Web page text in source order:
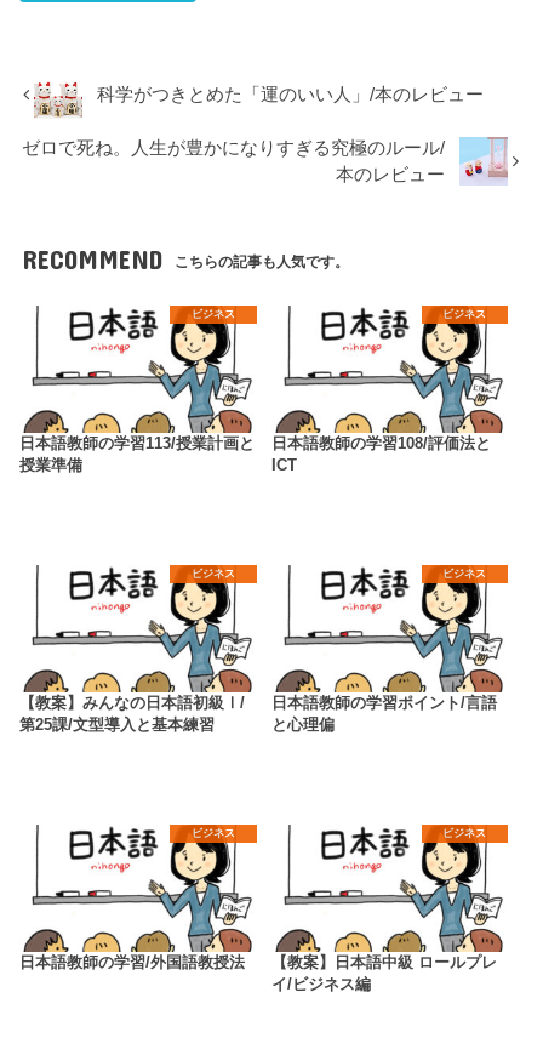
科学がつきとめた「運のいい人」/本のレビュー
ゼロで死ね。人生が豊かになりすぎる究極のルール/
本のレビュー
RECOMMEND こちらの記事も人気です。
ビジネス
日本語教師の学習113/授業計画と
授業準備
ビジネス
日本語教師の学習108/評価法と
ICT
ビジネス
【教案】みんなの日本語初級Ⅰ/
第25課/文型導入と基本練習
ビジネス
日本語教師の学習ポイント/言語
と心理偏
ビジネス
日本語教師の学習/外国語教授法
ビジネス
【教案】日本語中級 ロールプレ
イ/ビジネス編